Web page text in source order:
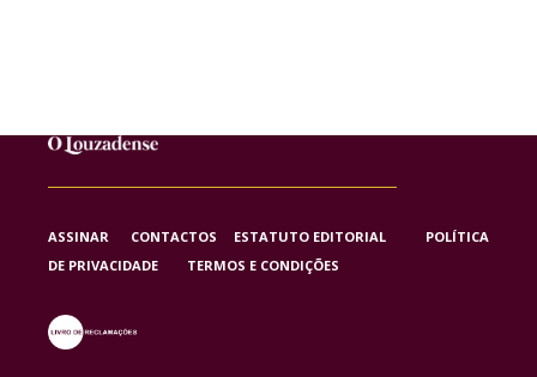
ASSINAR CONTACTOS ESTATUTO EDITORIAL POLÍTICA
DE PRIVACIDADE TERMOS E CONDIÇÕES